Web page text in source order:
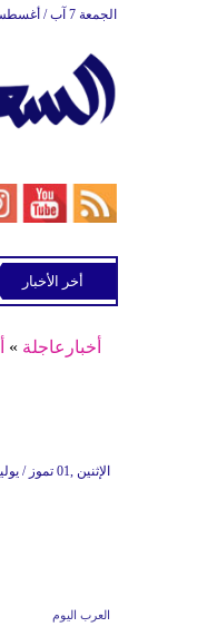
الجمعة 7 آب / أغسطس 2026
أخر الأخبار
أخبارعاجلة »
09:27 2013 الإثنين ,01 تموز / يوليو
العرب اليوم